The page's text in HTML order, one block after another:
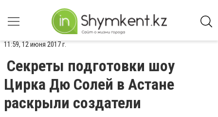
11:59, 12 июня 2017 г.
Секреты подготовки шоу
Цирка Дю Солей в Астане
раскрыли создатели